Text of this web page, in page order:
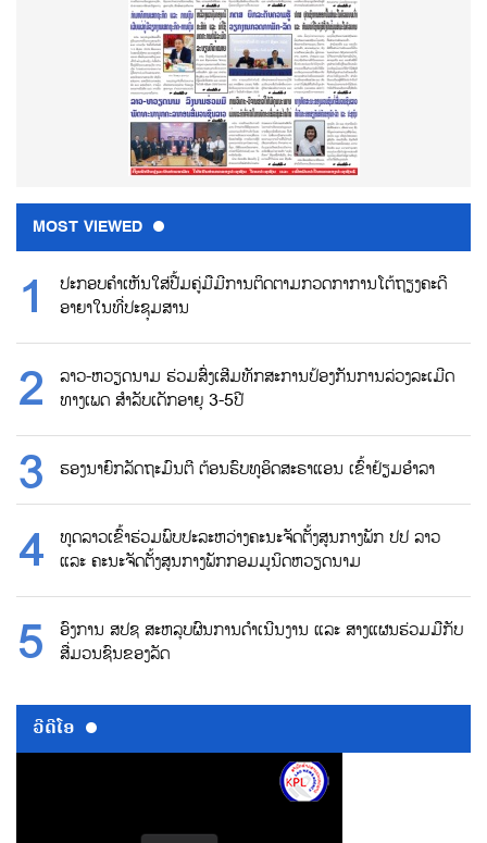
MOST VIEWED
ປະກອບຄຳເຫັນໃສ່ປື້ມຄູ່ມືມີການຕິດຕາມກວດກາການໂຕ້ຖຽງຄະດີ
ອາຍາໃນທີ່ປະຊຸມສານ
ລາວ-ຫວຽດນາມ ຮ່ວມສົ່ງເສີມທັກສະການປ້ອງກັນການລ່ວງລະເມີດ
ທາງເພດ ສຳລັບເດັກອາຍຸ 3-5ປີ
ຮອງນາຍົກລັດຖະມົນຕີ ຕ້ອນຮົບທູອິດສະຣາແອນ ເຂົ້າຢ້ຽມອຳລາ
ທູດລາວເຂົ້າຮ່ວມພົບປະລະຫວ່າງຄະນະຈັດຕັ້ງສູນກາງພັກ ປປ ລາວ
ແລະ ຄະນະຈັດຕັ້ງສູນກາງພັກກອມມູນິດຫວຽດນາມ
ອົງການ ສປຊ ສະຫລຸບຜົນການດຳເນີນງານ ແລະ ສາງແຜນຮ່ວມມືກັບ
ສື່ມວນຊົນຂອງລັດ
ວີດີໂອ